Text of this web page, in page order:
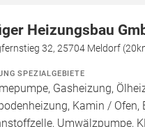
Heizungsbau
32, 25704 Meldorf
SPEZIALGEBIETE
Gasheizung,
Kamin / Ofen,
Umwälzpumpe,